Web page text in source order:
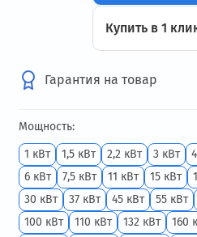
Купить в 1
Гарантия на товар
Мощность:
1 кВт
1,5 кВт 2,2 кВт 3 кВт
6 кВт
7,5 кВт 11 кВт 15 кВт
30 кВт
37 кВт 45 кВт 55 кВт
100 кВт
110 кВт 132 кВт 160